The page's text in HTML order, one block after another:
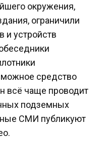
окружения,
ограничили
и устройств
средство
всё чаще проводит
подземных
СМИ публикуют